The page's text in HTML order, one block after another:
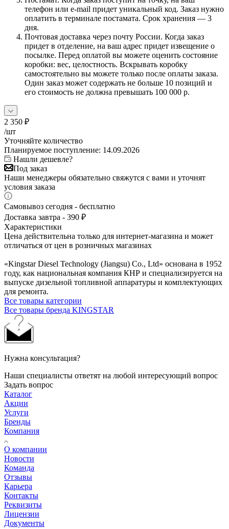
телефон или e-mail придет уникальный код. Заказ нужно
оплатить в терминале постамата. Срок хранения — 3
дня.
Почтовая доставка через почту России. Когда заказ
придет в отделение, на ваш адрес придет извещение о
посылке. Перед оплатой вы можете оценить состояние
коробки: вес, целостность. Вскрывать коробку
самостоятельно вы можете только после оплаты заказа.
Один заказ может содержать не больше 10 позиций и
его стоимость не должна превышать 100 000 р.
2 350 ₽
/шт
Уточняйте количество
Планируемое поступление: 14.09.2026
Нашли дешевле?
Под заказ
Наши менеджеры обязательно свяжутся с вами и уточнят
условия заказа
Самовывоз сегодня - бесплатно
Доставка завтра - 390 ₽
Характеристики
Цена действительна только для интернет-магазина и может
отличаться от цен в розничных магазинах
«Kingstar Diesel Technology (Jiangsu) Co., Ltd» основана в 1952
году, как национальная компания КНР и специализируется на
выпуске дизельной топливной аппаратуры и комплектующих
для ремонта.
Все товары категории
Все товары бренда KINGSTAR
Нужна консультация?
Наши специалисты ответят на любой интересующий вопрос
Задать вопрос
Каталог
Акции
Услуги
Бренды
Компания
О компании
Новости
Команда
Отзывы
Карьера
Контакты
Реквизиты
Лицензии
Документы